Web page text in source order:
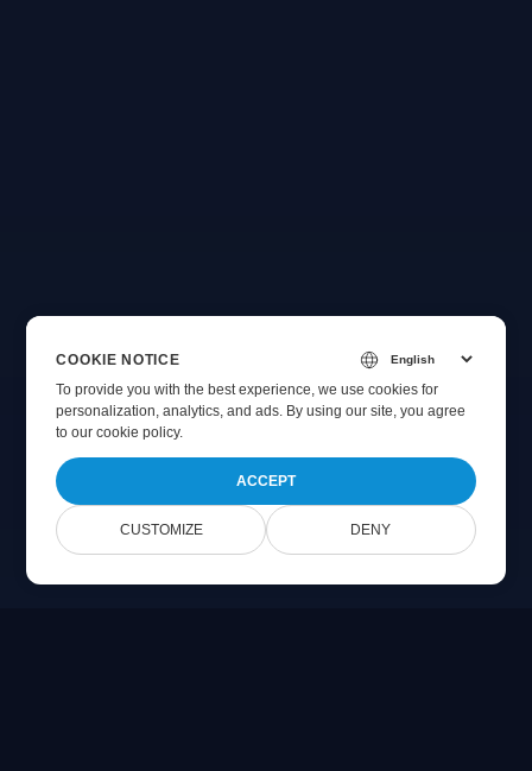
COOKIE NOTICE
To provide you with the best experience, we use cookies for
personalization, analytics, and ads. By using our site, you agree
toour cookie policy.
ACCEPT
CUSTOMIZE DENY